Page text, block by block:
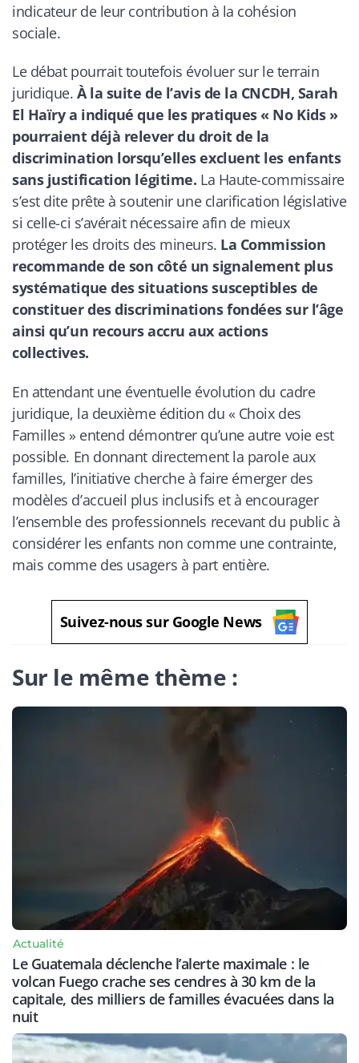
indicateur de leur contribution à la cohésion
sociale.
Le débat pourrait toutefois évoluer sur le terrain
juridique.À la suite de l’avis de la CNCDH, Sarah
El Haïry a indiqué que les pratiques « No Kids »
pourraient déjà relever du droit de la
discrimination lorsqu’elles excluent les enfants
sans justification légitime. La Haute-commissaire
s’est dite prête à soutenir une clarification législative
si celle-ci s’avérait nécessaire afin de mieux
protéger les droits des mineurs. La Commission
recommande de son côté un signalement plus
systématique des situations susceptibles de
constituer des discriminations fondées sur l’âge
ainsi qu’un recours accru aux actions
collectives.
En attendant une éventuelle évolution du cadre
juridique, la deuxième édition du « Choix des
Familles » entend démontrer qu’une autre voie est
possible. En donnant directement la parole aux
familles, l’initiative cherche à faire émerger des
modèles d’accueil plus inclusifs et à encourager
l’ensemble des professionnels recevant du public à
considérer les enfants non comme une contrainte,
mais comme des usagers à part entière.
Suivez-nous sur Google News
Sur le même thème :
Actualité
Le Guatemala déclenche l’alerte maximale : le
volcan Fuego crache ses cendres à 30 km de la
capitale, des milliers de familles évacuées dans la
nuit